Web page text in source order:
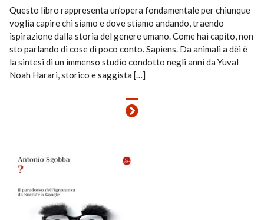
Questo libro rappresenta un’opera fondamentale per chiunque
voglia capire chi siamo e dove stiamo andando, traendo
ispirazione dalla storia del genere umano. Come hai capito, non
sto parlando di cose di poco conto. Sapiens. Da animali a dèi è
la sintesi di un immenso studio condotto negli anni da Yuval
Noah Harari, storico e saggista […]